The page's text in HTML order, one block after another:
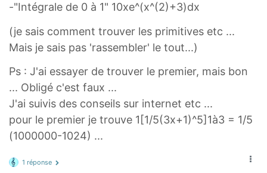
-"Intégrale de 0 à 1" 10xe^(x^(2)+3)dx
(je sais comment trouver les primitives etc ...
Mais je sais pas 'rassembler' le tout...)
Ps : J'ai essayer de trouver le premier, mais bon
... Obligé c'est faux ...
J'ai suivis des conseils sur internet etc ...
pour le premier je trouve 1[1/5(3x+1)^5]1à3 = 1/5
(1000000-1024) ...
1 réponse